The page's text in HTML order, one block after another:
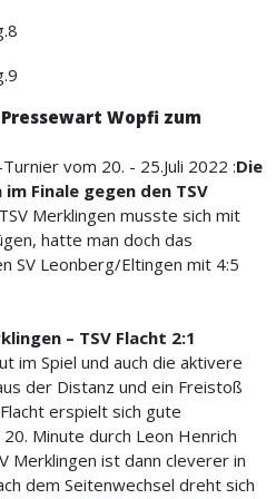
Wopfi zum
vom 20. - 25.Juli 2022 :Die
Finale gegen den TSV
Merklingen musste sich mit
hatte man doch das
SV Leonberg/Eltingen mit 4:5
– TSV Flacht 2:1
im Spiel und auch die aktivere
der Distanz und ein Freistoß
erspielt sich gute
Minute durch Leon Henrich
Merklingen ist dann cleverer in
dem Seitenwechsel dreht sich